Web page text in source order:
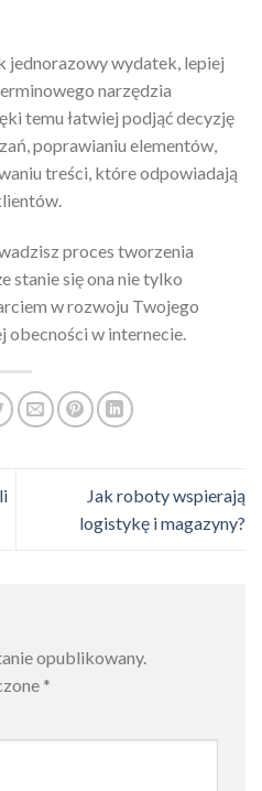
jednorazowy wydatek, lepiej
narzędzia
temu łatwiej podjąć decyzję
poprawianiu elementów,
treści, które odpowiadają
proces tworzenia
stanie się ona nie tylko
w rozwoju Twojego
obecności w internecie.
Jak roboty wspierają
logistykę i magazyny?
opublikowany.
*